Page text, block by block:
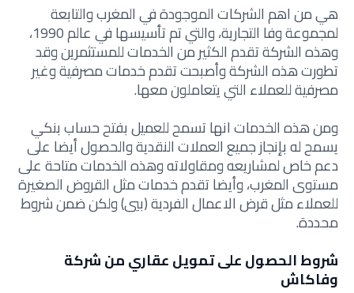
هي من اهم الشركات الموجودة في المغرب والتابعة
لمجموعة وفا التجارية، والتي تم تأسيسها في عالم 1990،
وهذه الشركة تقدم الكثير من الخدمات للمستثمرين وقد
تطورت هذه الشركة وأصبحت تقدم خدمات مصرفية وغير
مصرفية للعملاء التي يتعاملون معها.
ومن هذه الخدمات انها تسمح للعميل بفتح حساب بنكي
يسمح له بإنجاز جميع العملات النقدية والحصول أيضا على
دعم خاص لمشاريعه ومقاولاته وهذه الخدمات متاحة على
مستوى المغرب، وأيضا تقدم خدمات مثل القروض الصغيرة
للعملاء مثل قرض الاعمال الفردية (بيي) ولكن ضمن شروط
محددة.
شروط الحصول على تمويل عقاري من شركة
وفاكاش